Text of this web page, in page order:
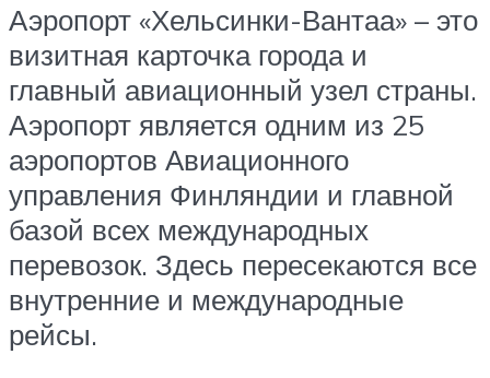
Аэропорт «Хельсинки-Вантаа» – это
визитная карточка города и
главный авиационный узел страны.
Аэропорт является одним из 25
аэропортов Авиационного
управления Финляндии и главной
базой всех международных
перевозок. Здесь пересекаются все
внутренние и международные
рейсы.